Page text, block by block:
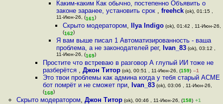
Каким-каким Как обычно, постепенно Объявить о
законе заранее, установить срок , freehck(ok), 01:15 ,
11-Июн-26, (161)
Скрыто модератором, Ilya Indigo(ok), 01:42 , 11-Июн-26,
(162)
Я вам выше писал 1 Автоматизированность - ваша
проблема, а не законодателей рег, Ivan_83(ok), 03:12 ,
11-Июн-26, (169)
Простите что встреваю в разговор А глупый ИИ тоже не
разберётся , Джон Титор(ok), 00:51 , 11-Июн-26, (159) –1
Это твои проблемы как админа когда у тебя старый ACME
бот помрёт и не сможет при, Ivan_83(ok), 03:06 , 11-Июн-26,
(168)
Скрыто модератором, Джон Титор(ok), 00:46 , 11-Июн-26, (158) +1